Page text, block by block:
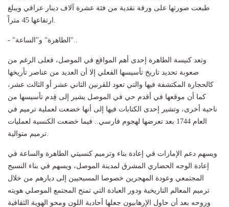
طبعت صورتها على ورقة نقدية من فئة عشرة آلاف دينار عراقي ويبلغ
- "الطاهرة" و"الساعة"..
وتعد كنيسة الطاهرة إحدى أهم المواقع في الموصل، فعلى الرغم من
صعوبة تحديد تاريخ تأسيسها الفعلي إلا أن العديد من عناصر تأريخها
كالحجارة المكتشفة فيها والتي تعود للقرنين الثاني عشر أو الثالث عشر،
كما أن موقعها في أقدم حي في الموصل يشير إلى قِدم تأسيسها من
ناحية أخرى، وتشير إحدى الكتابات فيها إلى أنها خضعت لعملية ترميم في
العام 1744 بعد تعرضها لهجوم فارسي.. فيما خضعت الكنسية لعمليات
ويسهم دعم الإمارات في إعادة بناء وترميم كنسيتي الطاهرة والساعة في
إعادة الوجه الحضاري المشرق لمدينة الموصل، ويسهم في بناء النسيج
المجتمعي وعودة المهجرين خصوصا المسيحيين إلى ديارهم من خلال
ترميم المعالم التاريخية ودور العبادة التي تمنح المجتمع الموصلي هويته
وروحه بعد أن حاول الإرهابيون جعلها أحادية اللون ومحو الهوية الثقافية